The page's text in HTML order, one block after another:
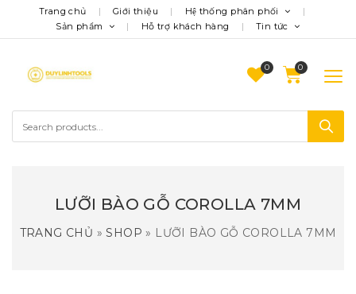
Trang chủ Giới thiệu
Hệ thống phân phối
Sản phẩm
Hỗ trợ khách hàng Tin tức
0
LƯỠI BÀO GỖ COROLLA 7MM
TRANG CHỦ »SHOP » LƯỠI BÀO GỖ COROLLA 7MM